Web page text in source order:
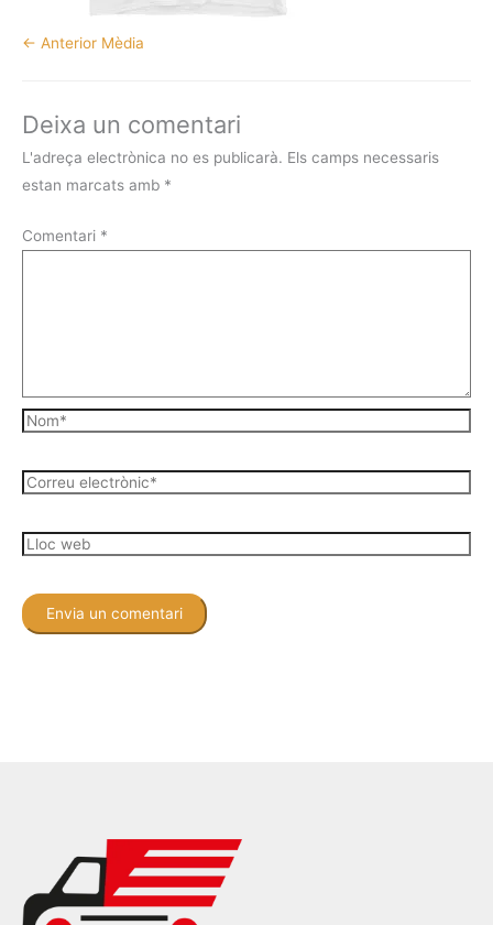
← Anterior Mèdia
Deixa un comentari
L'adreça electrònica no es publicarà. Els camps necessaris
estan marcats amb *
Comentari *
Nom*
Correu
Lloc